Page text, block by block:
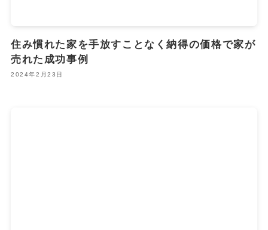
住み慣れた家を手放すことなく納得の価格で家が
売れた成功事例
2024年2月23日